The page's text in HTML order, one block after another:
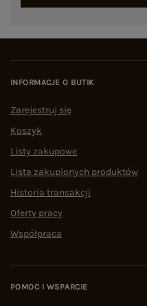
INFORMACJE O BUTIK
Zarejestruj się
Koszyk
Listy zakupowe
Lista zakupionych produktów
Historia transakcji
Oferty pracy
Współpraca
POMOC I WSPARCIE